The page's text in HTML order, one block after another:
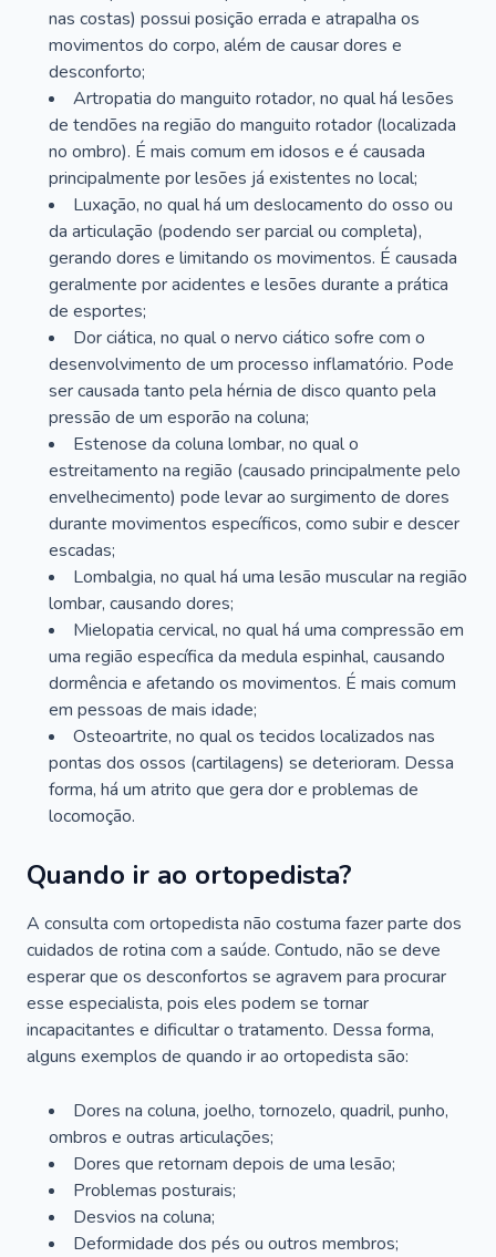
nas costas) possui posição errada e atrapalha os
movimentos do corpo, além de causar dores e
desconforto;
Artropatia do manguito rotador, no qual há lesões
de tendões na região do manguito rotador (localizada
no ombro). É mais comum em idosos e é causada
principalmente por lesões já existentes no local;
Luxação, no qual há um deslocamento do osso ou
da articulação (podendo ser parcial ou completa),
gerando dores e limitando os movimentos. É causada
geralmente por acidentes e lesões durante a prática
de esportes;
Dor ciática, no qual o nervo ciático sofre com o
desenvolvimento de um processo inflamatório. Pode
ser causada tanto pela hérnia de disco quanto pela
pressão de um esporão na coluna;
Estenose da coluna lombar, no qual o
estreitamento na região (causado principalmente pelo
envelhecimento) pode levar ao surgimento de dores
durante movimentos específicos, como subir e descer
escadas;
Lombalgia, no qual há uma lesão muscular na região
lombar, causando dores;
Mielopatia cervical, no qual há uma compressão em
uma região específica da medula espinhal, causando
dormência e afetando os movimentos. É mais comum
em pessoas de mais idade;
Osteoartrite, no qual os tecidos localizados nas
pontas dos ossos (cartilagens) se deterioram. Dessa
forma, há um atrito que gera dor e problemas de
locomoção.
Quando ir ao ortopedista?
A consulta com ortopedista não costuma fazer parte dos
cuidados de rotina com a saúde. Contudo, não se deve
esperar que os desconfortos se agravem para procurar
esse especialista, pois eles podem se tornar
incapacitantes e dificultar o tratamento. Dessa forma,
alguns exemplos de quando ir ao ortopedista são:
Dores na coluna, joelho, tornozelo, quadril, punho,
ombros e outras articulações;
Dores que retornam depois de uma lesão;
Problemas posturais;
Desvios na coluna;
Deformidade dos pés ou outros membros;